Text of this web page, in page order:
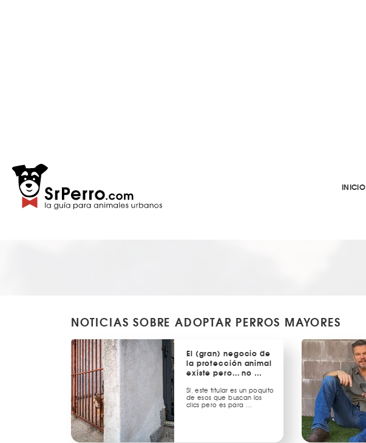
INICIO
NOTICIAS SOBRE ADOPTAR PERROS MAYORES
El (gran) negocio de
la protección animal
existe pero... no …
Sí, este titular es un poquito
de esos que buscan los
clics pero es para …